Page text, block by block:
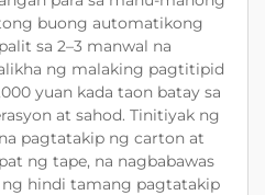
buong automatikong
sa 2–3 manwal na
ng malaking pagtitipid
yuan kada taon batay sa
at sahod. Tinitiyak ng
pagtatakip ng carton at
ng tape, na nagbabawas
hindi tamang pagtatakip